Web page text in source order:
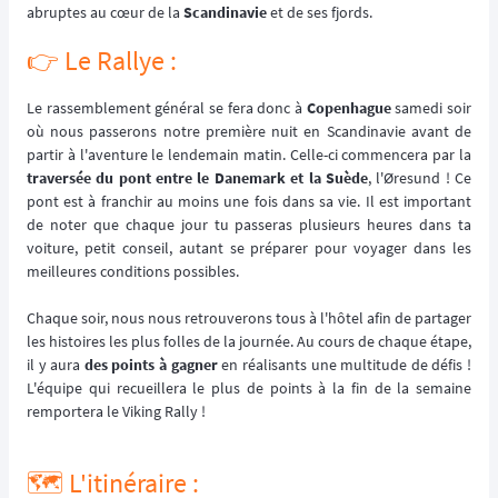
abruptes au cœur de la Scandinavieet de ses fjords.
👉️ Le Rallye :
Le rassemblement général se fera donc à Copenhaguesamedi soir
où nous passerons notre première nuit en Scandinavie avant de
partir à l'aventure le lendemain matin. Celle-ci commencera par la
traversée du pont entre le Danemark et la Suède, l'Øresund ! Ce
pont est à franchir au moins une fois dans sa vie. Il est important
de noter que chaque jour tu passeras plusieurs heures dans ta
voiture, petit conseil, autant se préparer pour voyager dans les
meilleures conditions possibles.
Chaque soir, nous nous retrouverons tous à l'hôtel afin de partager
les histoires les plus folles de la journée. Au cours de chaque étape,
il y aura des points à gagneren réalisants une multitude de défis !
L'équipe qui recueillera le plus de points à la fin de la semaine
remportera le Viking Rally !
🗺️ L'itinéraire :